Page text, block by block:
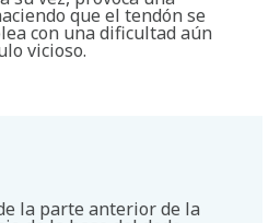
que el tendón se
con una dificultad aún
vicioso.
la parte anterior de la